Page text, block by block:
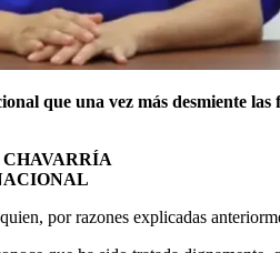
que una vez más desmiente las
por razones explicadas